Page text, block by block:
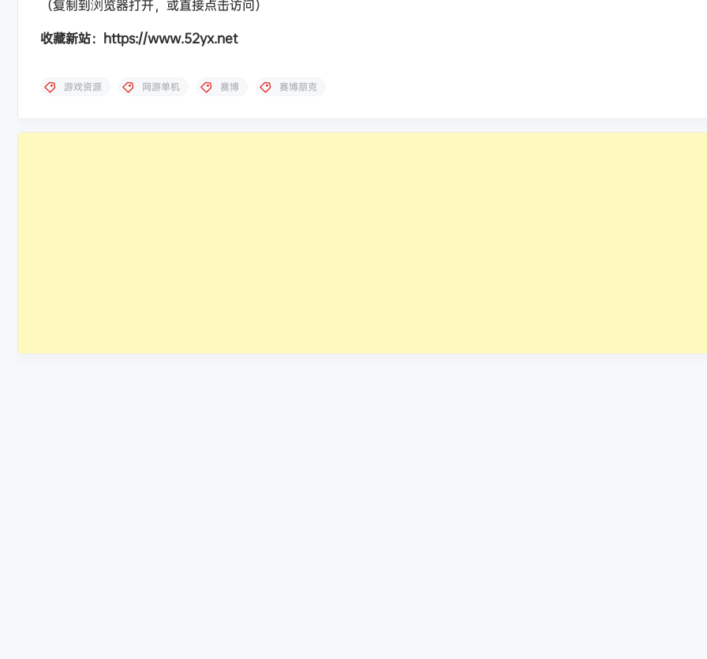
（复制到浏览器打开，或直接点击访问）
收藏新站：https://www.52yx.net
游戏资源 网游单机 赛博 赛博朋克